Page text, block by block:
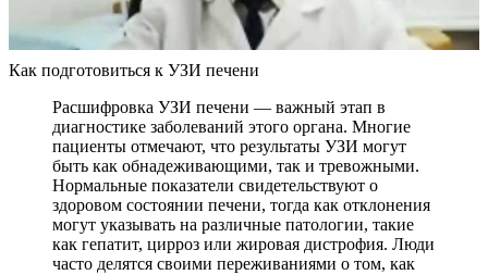
Как подготовиться к УЗИ печени
Расшифровка УЗИ печени — важный этап в
диагностике заболеваний этого органа. Многие
пациенты отмечают, что результаты УЗИ могут
быть как обнадеживающими, так и тревожными.
Нормальные показатели свидетельствуют о
здоровом состоянии печени, тогда как отклонения
могут указывать на различные патологии, такие
как гепатит, цирроз или жировая дистрофия. Люди
часто делятся своими переживаниями о том, как